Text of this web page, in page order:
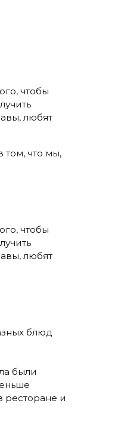
чтобы
любят
том, что мы,
чтобы
любят
блюд
были
ресторане и